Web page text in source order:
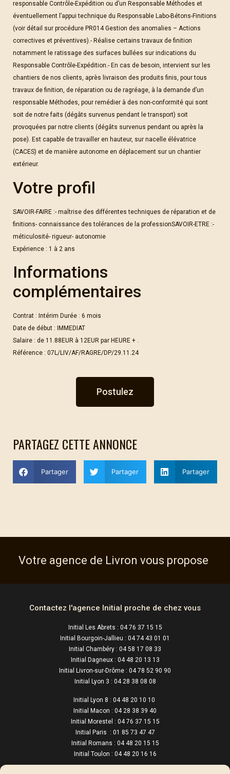
responsable Contrôle-Expédition ou d’un Responsable Méthodes et
éventuellement l’appui technique du Responsable Labo-Bétons-Finitions
(voir détail sur procédure PR014 Gestion des anomalies – Actions
correctives et préventives).- Réalise certains travaux de finition
notamment le ratissage des surfaces bullées sur indications du
Responsable Contrôle-Expédition.- En cas de besoin, intervient sur les
chantiers de nos clients, après livraison des produits finis, pour tous
travaux de finition, de réparation ou de ragréage, à la demande d’un
responsable Méthodes, pour remédier à des non-conformité qui sont
soit de notre faits (dégâts survenus pendant le transport) soit
provoquées par notre clients (dégâts survenus pendant ou après la
pose). Est capable de travailler en hauteur, sur nacelle élévatrice
(CACES) et de manière autonome en déplacement sur un chantier
extérieur.
Votre profil
SAVOIR-FAIRE :- maîtrise des différentes techniques de réparation et de
finitions- connaissance des tolérances de la professionSAVOIR-ETRE :-
méticulosité- rigueur- autonomie
Expérience : 1 à 2 ans
Informations
complémentaires
Contrat : Intérim Durée : 6 mois
Date de début : IMMEDIAT
Salaire : de 11.88EUR à 12EUR par HEURE + .
Référence : 07L/LIV/AF/RAGRE/DP/29.11.24
Postulez
PARTAGEZ CETTE ANNONCE
Partager Partager Partager
Votre agence de Livron vous propose
Contactez l'agence Initial proche de chez vous
Initial Les Abrets : 04 76 37 15 15
Initial Bourgoin-Jallieu : 04 74 43 01 01
Initial Chambéry : 04 58 17 08 33
Initial Dagneux : 04 48 20 13 13
Initial Livron-sur-Drôme : 04 78 52 90 90
Initial Lyon 3 : 04 28 38 08 08
Initial Lyon 8 : 04 48 20 10 10
Initial Macon : 04 28 38 39 40
Initial Morestel : 04 76 37 15 15
Initial Paris : 01 85 73 47 47
Initial Romans : 04 48 20 15 15
Initial Toulon : 04 48 20 16 16